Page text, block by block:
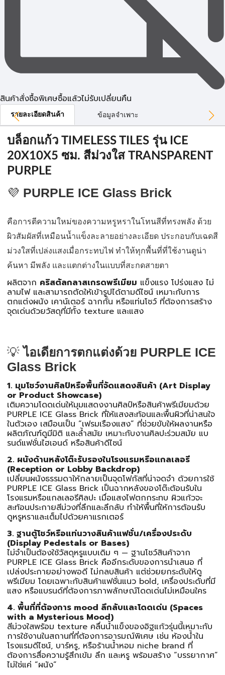
สินค้าสั่งซื้อพิเศษซื้อแล้วไม่รับเปลี่ยนคืน
รายละเอียดสินค้า ข้อมูลจำเพาะ
บล็อกแก้ว TIMELESS TILES รุ่น ICE
20X10X5 ซม. สีม่วงใส TRANSPARENT
PURPLE
💜 PURPLE ICE Glass Brick
คือการตีความใหม่ของความหรูหราในโทนสีที่ทรงพลัง ด้วย
ผิวสัมผัสที่เหมือนน้ำแข็งละลายอย่างละเอียด ประกอบกับเฉดสี
ม่วงใสที่เปล่งแสงเมื่อกระทบไฟ ทำให้ทุกพื้นที่ที่ใช้งานดูน่า
ค้นหา มีพลัง และแตกต่างในแบบที่สะกดสายตา
ผลิตจาก คริสตัลกลาสเกรดพรีเมียม แข็งแรง โปร่งแสง ไม่
ลามไฟ และสามารถตัดให้เข้ารูปได้ตามดีไซน์ เหมาะกับการ
ตกแต่งผนัง เคาน์เตอร์ ฉากกั้น หรือแท่นโชว์ ที่ต้องการสร้าง
จุดเด่นด้วยวัสดุที่มีทั้ง texture และแสง
💡 ไอเดียการตกแต่งด้วย PURPLE ICE
Glass Brick
1. มุมโชว์งานศิลป์หรือพื้นที่จัดแสดงสินค้า (Art Display
or Product Showcase)
เติมความโดดเด่นให้มุมแสดงงานศิลป์หรือสินค้าพรีเมียมด้วย
PURPLE ICE Glass Brick ที่ให้แสงสะท้อนและพื้นผิวที่น่าสนใจ
ในตัวเอง เสมือนเป็น “เฟรมเรืองแสง” ที่ช่วยขับให้ผลงานหรือ
ผลิตภัณฑ์ดูมีมิติ และล้ำสมัย เหมาะกับงานศิลปะร่วมสมัย แบ
รนด์แฟชั่นไฮเอนด์ หรือสินค้าดีไซน์
2. ผนังด้านหลังโต๊ะรับรองในโรงแรมหรือแกลเลอรี
(Reception or Lobby Backdrop)
เปลี่ยนผนังธรรมดาให้กลายเป็นจุดโฟกัสที่น่าจดจำ ด้วยการใช้
PURPLE ICE Glass Brick เป็นฉากหลังของโต๊ะต้อนรับใน
โรงแรมหรือแกลเลอรีศิลปะ เมื่อแสงไฟตกกระทบ ผิวแก้วจะ
สะท้อนประกายสีม่วงที่ลึกและลึกลับ ทำให้พื้นที่ให้การต้อนรับ
ดูหรูหราและเต็มไปด้วยคาแรกเตอร์
3. ฐานตู้โชว์หรือแท่นวางสินค้าแฟชั่น/เครื่องประดับ
(Display Pedestals or Bases)
ไม่จำเป็นต้องใช้วัสดุหรูแบบเดิม ๆ — ฐานโชว์สินค้าจาก
PURPLE ICE Glass Brick คืออีกระดับของการนำเสนอ ที่
เปล่งประกายอย่างพอดี ไม่กลบสินค้า แต่ช่วยยกระดับให้ดู
พรีเมียม โดยเฉพาะกับสินค้าแฟชั่นแนว bold, เครื่องประดับที่มี
แสง หรือแบรนด์ที่ต้องการภาพลักษณ์โดดเด่นไม่เหมือนใคร
4. พื้นที่ที่ต้องการ mood ลึกลับและโดดเด่น (Spaces
with a Mysterious Mood)
สีม่วงใสพร้อม texture คลื่นน้ำแข็งของอิฐแก้วรุ่นนี้เหมาะกับ
การใช้งานในสถานที่ที่ต้องการอารมณ์พิเศษ เช่น ห้องน้ำใน
โรงแรมดีไซน์, บาร์หรู, หรือร้านน้ำหอม niche brand ที่
ต้องการสื่อความรู้สึกเข้ม ลึก และหรู พร้อมสร้าง “บรรยากาศ”
ไม่ใช่แค่ “ผนัง”